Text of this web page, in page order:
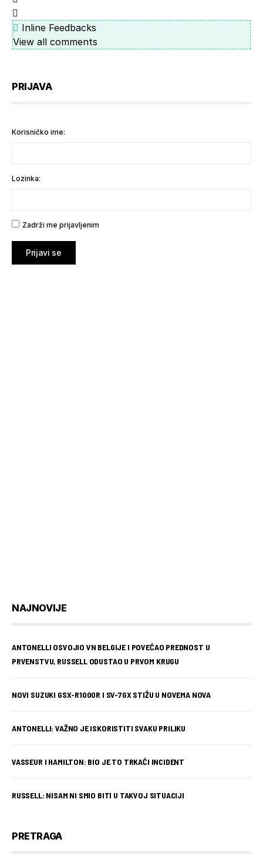
Inline Feedbacks
View all comments
PRIJAVA
Korisničko ime:
Lozinka:
Zadrži me prijavljenim
Prijavi se
NAJNOVIJE
ANTONELLI OSVOJIO VN BELGIJE I POVEĆAO PREDNOST U
PRVENSTVU, RUSSELL ODUSTAO U PRVOM KRUGU
NOVI SUZUKI GSX-R1000R I SV-7GX STIŽU U NOVEMA NOVA
ANTONELLI: VAŽNO JE ISKORISTITI SVAKU PRILIKU
VASSEUR I HAMILTON: BIO JE TO TRKAĆI INCIDENT
RUSSELL: NISAM NI SMIO BITI U TAKVOJ SITUACIJI
PRETRAGA